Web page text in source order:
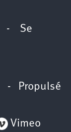
- Se
- Propulsé
Vimeo